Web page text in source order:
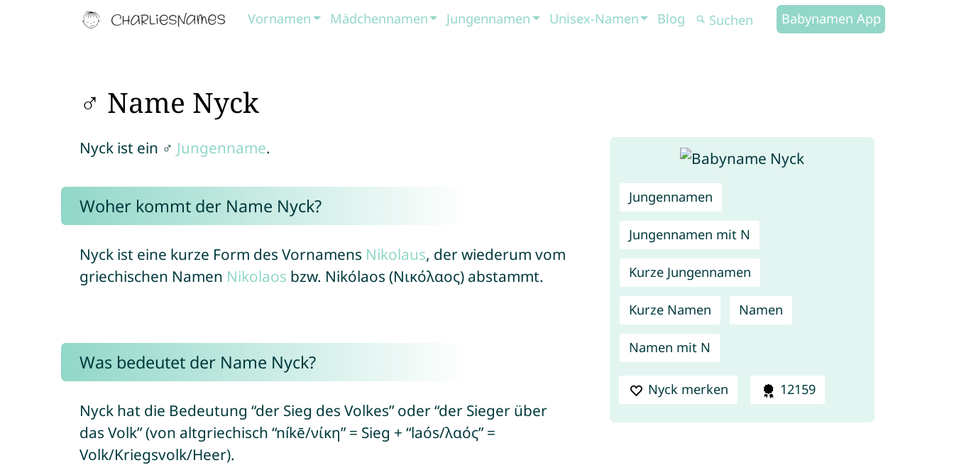
Vornamen Mädchennamen Jungennamen Unisex-Namen Blog Babynamen App
♂ Name Nyck
Jungennamen
Jungennamen mit N
Kurze Jungennamen
Kurze Namen Namen
Namen mit N
Nyck merken 12159
Nyck ist ein ♂ Jungenname.
Woher kommt der Name Nyck?
Nyck ist eine kurze Form des Vornamens Nikolaus, der wiederum vom
griechischen Namen Nikolaos bzw. Nikólaos (Νικόλαος) abstammt.
Was bedeutet der Name Nyck?
Nyck hat die Bedeutung “der Sieg des Volkes” oder “der Sieger über
das Volk” (von altgriechisch “níkē/νίκη” = Sieg + “laós/λαός” =
Volk/Kriegsvolk/Heer).